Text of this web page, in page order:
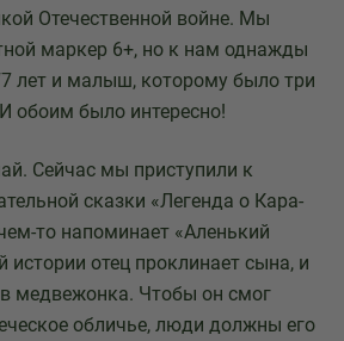
Отечественной войне. Мы
маркер 6+, но к нам однажды
лет и малыш, которому было три
обоим было интересно!
Сейчас мы приступили к
сказки «Легенда о Кара-
то напоминает «Аленький
истории отец проклинает сына, и
медвежонка. Чтобы он смог
обличье, люди должны его